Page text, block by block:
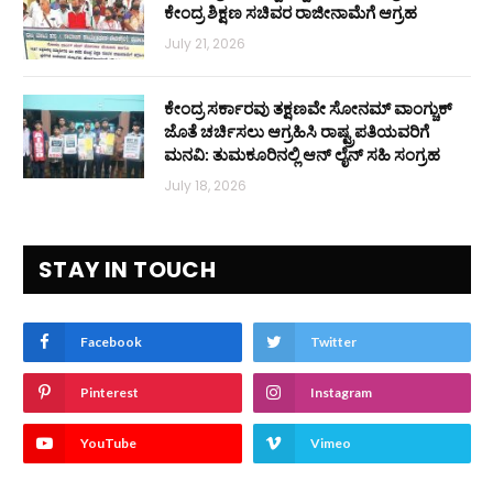
ಕೇಂದ್ರ ಶಿಕ್ಷಣ ಸಚಿವರ ರಾಜೀನಾಮೆಗೆ ಆಗ್ರಹ
July 21, 2026
ಕೇಂದ್ರ ಸರ್ಕಾರವು ತಕ್ಷಣವೇ ಸೋನಮ್ ವಾಂಗ್ಚುಕ್
ಜೊತೆ ಚರ್ಚಿಸಲು ಆಗ್ರಹಿಸಿ ರಾಷ್ಟ್ರಪತಿಯವರಿಗೆ
ಮನವಿ: ತುಮಕೂರಿನಲ್ಲಿ ಆನ್‌ ಲೈನ್ ಸಹಿ ಸಂಗ್ರಹ
July 18, 2026
STAY IN TOUCH
Facebook Twitter
Pinterest Instagram
YouTube Vimeo